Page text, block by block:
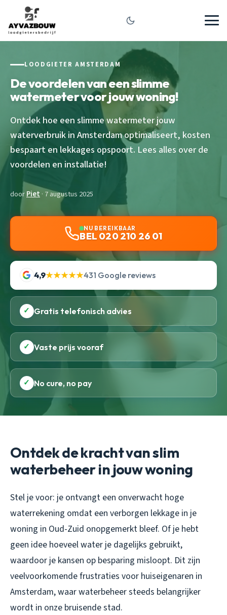
LOODGIETER AMSTERDAM
De voordelen van een slimme
watermeter voor jouw woning!
Ontdek hoe een slimme watermeter jouw
waterverbruik in Amsterdam optimaliseert, kosten
bespaart en lekkages opspoort. Lees alles over de
voordelen en installatie!
doorPiet · 7 augustus 2025
NU BEREIKBAAR
BEL 020 210 26 01
4,9★★★★★431 Google reviews
✓ Gratis telefonisch advies
✓ Vaste prijs vooraf
✓ No cure, no pay
Ontdek de kracht van slim
waterbeheer in jouw woning
Stel je voor: je ontvangt een onverwacht hoge
waterrekening omdat een verborgen lekkage in je
woning in Oud-Zuid onopgemerkt bleef. Of je hebt
geen idee hoeveel water je dagelijks gebruikt,
waardoor je kansen op besparing misloopt. Dit zijn
veelvoorkomende frustraties voor huiseigenaren in
Amsterdam, waar waterbeheer steeds belangrijker
wordt in onze bruisende stad.